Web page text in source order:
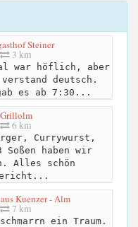
Steiner
3 km
war höflich, aber
deutsch.
es ab 7:30...
Grillolm
6 km
Currywurst,
haben wir
Alles schön
Kuenzer - Alm
7 km
ein Traum.